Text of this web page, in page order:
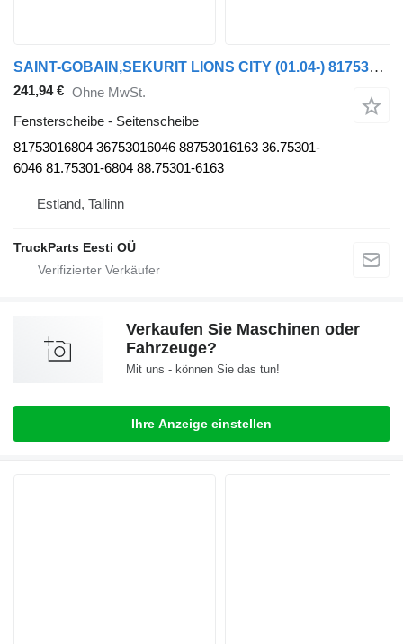
SAINT-GOBAIN,SEKURIT LIONS CITY (01.04-) 81753016804 Seitenscheibe für MAN Bus
241,94 € Ohne MwSt.
Fensterscheibe - Seitenscheibe
81753016804 36753016046 88753016163 36.75301-
6046 81.75301-6804 88.75301-6163
Estland, Tallinn
TruckParts Eesti OÜ
Verkaufen Sie Maschinen oder
Fahrzeuge?
Mit uns - können Sie das tun!
Ihre Anzeige einstellen